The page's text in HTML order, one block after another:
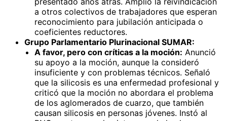
a otros colectivos de trabajadores que esperan
reconocimiento para jubilación anticipada o
coeficientes reductores.
Grupo Parlamentario Plurinacional SUMAR:
A favor, pero con críticas a la moción: Anunció
su apoyo a la moción, aunque la consideró
insuficiente y con problemas técnicos. Señaló
que la silicosis es una enfermedad profesional y
criticó que la moción no abordara el problema
de los aglomerados de cuarzo, que también
causan silicosis en personas jóvenes. Instó al